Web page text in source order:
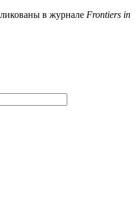
в журнале Frontiers in